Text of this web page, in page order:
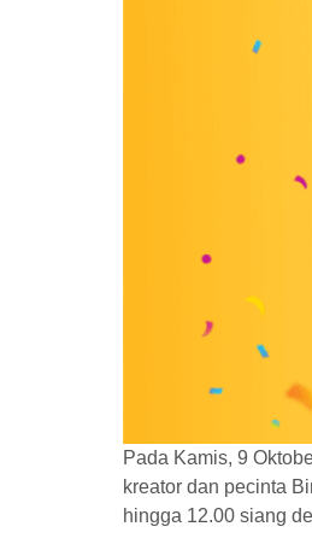
Pada Kamis, 9
kreator dan pecinta
hingga 12.00 siang